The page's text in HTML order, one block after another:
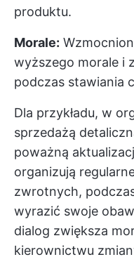
produktu.
Morale:
wyższego morale i
podczas stawiania
Dla przykładu, w
sprzedażą
poważną
organizują
zwrotnych,
wyrazić swoje
dialog zwiększa
kierownictwu